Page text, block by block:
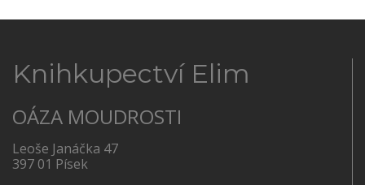
Knihkupectví Elim
OÁZA MOUDROSTI
Leoše Janáčka 47
397 01 Písek